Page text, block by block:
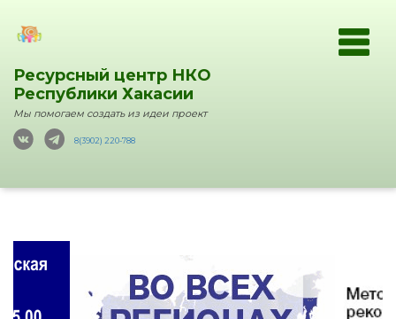
Ресурсный центр НКО
Республики Хакасии
Мы помогаем создать из идеи проект
8(3902) 220-788